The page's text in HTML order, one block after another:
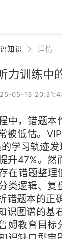
知识 详情
力训练中
05-13
中，错题本
被低估。
学习轨迹
升47%。然
在错题整理
类逻辑、复
错题本的正
识图谱的基
姆教育目标